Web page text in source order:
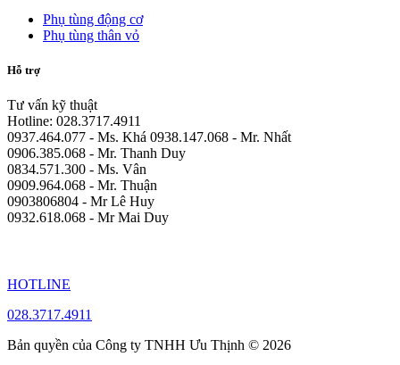
Phụ tùng động cơ
Phụ tùng thân vỏ
Hỗ trợ
Tư vấn kỹ thuật
Hotline: 028.3717.4911
0937.464.077 - Ms. Khá 0938.147.068 - Mr. Nhất
0906.385.068 - Mr. Thanh Duy
0834.571.300 - Ms. Vân
0909.964.068 - Mr. Thuận
0903806804 - Mr Lê Huy
0932.618.068 - Mr Mai Duy
HOTLINE
028.3717.4911
Bản quyền của Công ty TNHH Ưu Thịnh © 2026